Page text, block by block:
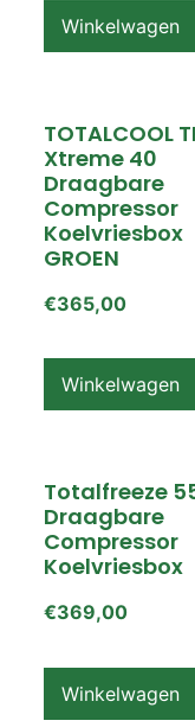
Winkelwagen
TOTALCOOL
Xtreme 40
Draagbare
Compressor
Koelvriesbox
GROEN
€365,00
Winkelwagen
Totalfreeze
Draagbare
Compressor
Koelvriesbox
€369,00
Winkelwagen